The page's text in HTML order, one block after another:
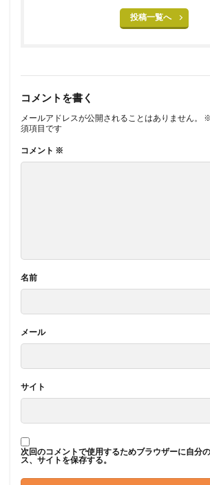
投稿一覧へ
コメントを書く
メールアドレスが公開されることはありません。
須項目です
コメント ※
名前
メール
サイト
次回のコメントで使用するためブラウザーに自分
ス、サイトを保存する。